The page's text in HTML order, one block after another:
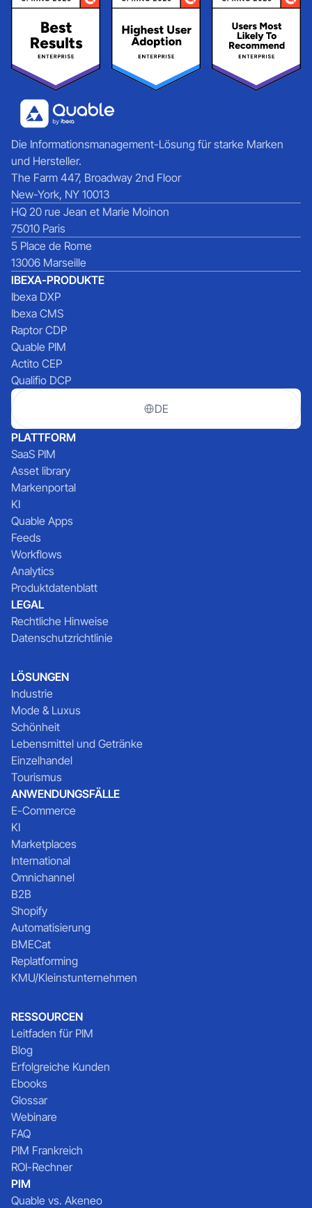
Die Informationsmanagement-Lösung für starke Marken
und Hersteller.
The Farm 447, Broadway 2nd Floor
New-York, NY 10013
HQ 20 rue Jean et Marie Moinon
75010 Paris
5 Place de Rome
13006 Marseille
IBEXA-PRODUKTE
Ibexa DXP
Ibexa CMS
Raptor CDP
Quable PIM
Actito CEP
Qualifio DCP
DE
PLATTFORM
SaaS PIM
Asset library
Markenportal
KI
Quable Apps
Feeds
Workflows
Analytics
Produktdatenblatt
LEGAL
Rechtliche Hinweise
Datenschutzrichtlinie
LÖSUNGEN
Industrie
Mode & Luxus
Schönheit
Lebensmittel und Getränke
Einzelhandel
Tourismus
ANWENDUNGSFÄLLE
E-Commerce
KI
Marketplaces
International
Omnichannel
B2B
Shopify
Automatisierung
BMECat
Replatforming
KMU/Kleinstunternehmen
RESSOURCEN
Leitfaden für PIM
Blog
Erfolgreiche Kunden
Ebooks
Glossar
Webinare
FAQ
PIM Frankreich
ROI-Rechner
PIM
Quable vs. Akeneo